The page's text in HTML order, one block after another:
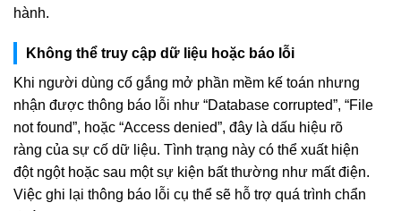
hành.
Không thể truy cập dữ liệu hoặc báo lỗi
Khi người dùng cố gắng mở phần mềm kế toán nhưng
nhận được thông báo lỗi như “Database corrupted”, “File
not found”, hoặc “Access denied”, đây là dấu hiệu rõ
ràng của sự cố dữ liệu. Tình trạng này có thể xuất hiện
đột ngột hoặc sau một sự kiện bất thường như mất điện.
Việc ghi lại thông báo lỗi cụ thể sẽ hỗ trợ quá trình chẩn